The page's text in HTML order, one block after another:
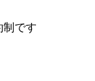
です